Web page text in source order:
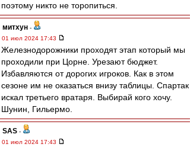
поэтому никто не торопиться.
митхун -
01 июл 2024 17:43
Железнодорожники проходят этап который мы
проходили при Цорне. Урезают бюджет.
Избавляются от дорогих игроков. Как в этом
сезоне им не оказаться внизу таблицы. Спартак
искал третьего вратаря. Выбирай кого хочу.
Шунин, Гильермо.
SAS -
01 июл 2024 17:43